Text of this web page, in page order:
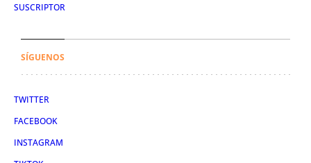
SUSCRIPTOR
SÍGUENOS
TWITTER
FACEBOOK
INSTAGRAM